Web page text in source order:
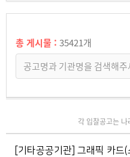
총 게시물 : 35421개
각 입찰공고는
[기타공공기관] 그래픽 카드